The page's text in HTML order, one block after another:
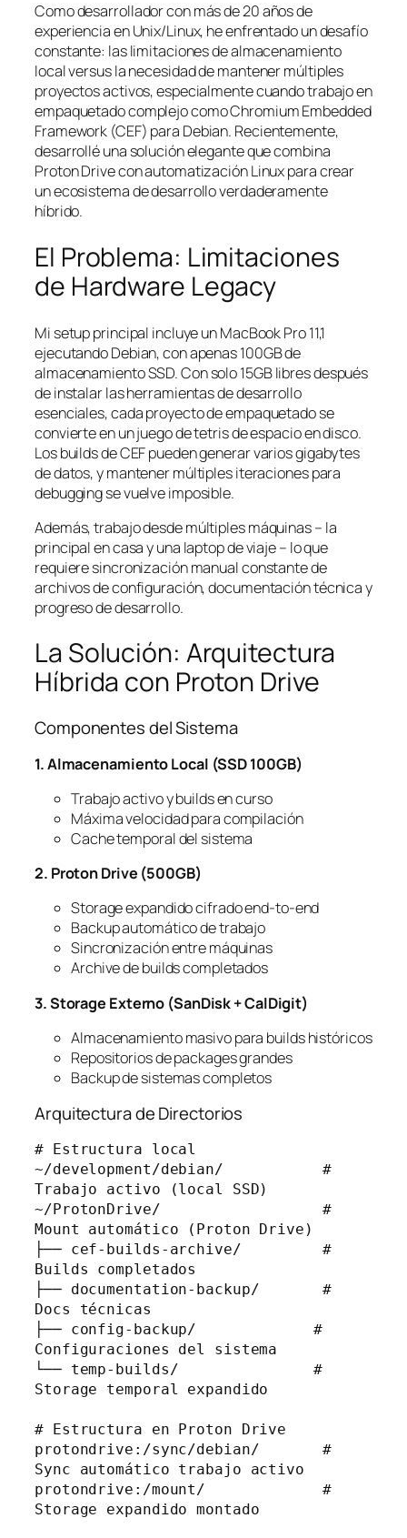
Como desarrollador con más de 20 años de
experiencia en Unix/Linux, he enfrentado un desafío
constante: las limitaciones de almacenamiento
local versus la necesidad de mantener múltiples
proyectos activos, especialmente cuando trabajo en
empaquetado complejo como Chromium Embedded
Framework (CEF) para Debian. Recientemente,
desarrollé una solución elegante que combina
Proton Drive con automatización Linux para crear
un ecosistema de desarrollo verdaderamente
híbrido.
El Problema: Limitaciones
de Hardware Legacy
Mi setup principal incluye un MacBook Pro 11,1
ejecutando Debian, con apenas 100GB de
almacenamiento SSD. Con solo 15GB libres después
de instalar las herramientas de desarrollo
esenciales, cada proyecto de empaquetado se
convierte en un juego de tetris de espacio en disco.
Los builds de CEF pueden generar varios gigabytes
de datos, y mantener múltiples iteraciones para
debugging se vuelve imposible.
Además, trabajo desde múltiples máquinas – la
principal en casa y una laptop de viaje – lo que
requiere sincronización manual constante de
archivos de configuración, documentación técnica y
progreso de desarrollo.
La Solución: Arquitectura
Híbrida con Proton Drive
Componentes del Sistema
1. Almacenamiento Local (SSD 100GB)
Trabajo activo y builds en curso
Máxima velocidad para compilación
Cache temporal del sistema
2. Proton Drive (500GB)
Storage expandido cifrado end-to-end
Backup automático de trabajo
Sincronización entre máquinas
Archive de builds completados
3. Storage Externo (SanDisk + CalDigit)
Almacenamiento masivo para builds históricos
Repositorios de packages grandes
Backup de sistemas completos
Arquitectura de Directorios
# Estructura local
~/development/debian/           #
Trabajo activo (local SSD)
~/ProtonDrive/                  #
Mount automático (Proton Drive)
├── cef-builds-archive/         #
Builds completados
├── documentation-backup/       #
Docs técnicas
├── config-backup/             #
Configuraciones del sistema
└── temp-builds/               #
Storage temporal expandido
# Estructura en Proton Drive
protondrive:/sync/debian/       #
Sync automático trabajo activo
protondrive:/mount/             #